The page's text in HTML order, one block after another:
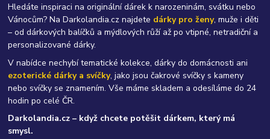
Hledáte inspiraci na originální dárek k narozeninám, svátku nebo
Vánocům? Na Darkolandia.cz najdete dárky pro ženy, muže i děti
– od dárkových balíčků a mýdlových růží až po vtipné, netradiční a
personalizované dárky.
V nabídce nechybí tematické kolekce, dárky do domácnosti ani
ezoterické dárky a svíčky, jako jsou čakrové svíčky s kameny
nebo svíčky se znamením. Vše máme skladem a odesíláme do 24
hodin po celé ČR.
Darkolandia.cz – když chcete potěšit dárkem, který má
smysl.